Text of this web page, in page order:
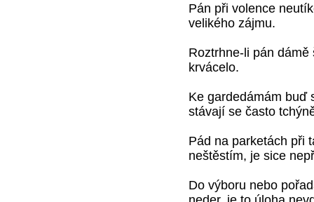
Pán při volence
velikého zájmu.
Roztrhne-li pán
krvácelo.
Ke gardedámám buď
stávají se často
Pád na parketách při
neštěstím, je sice
Do výboru nebo